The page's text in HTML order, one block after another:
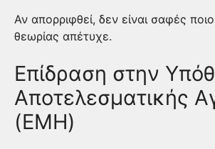
Αν απορριφθεί, δεν είναι σαφές
θεωρίας απέτυχε.
Επίδραση στην
Αποτελεσματικής
(EMH)